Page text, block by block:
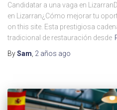
Candidatar a una vaga en
en Lizarran¿Cómo mejorar tu
on this site. Esta prestigiosa
tradicional de restauración desde
BySam 2 años ago